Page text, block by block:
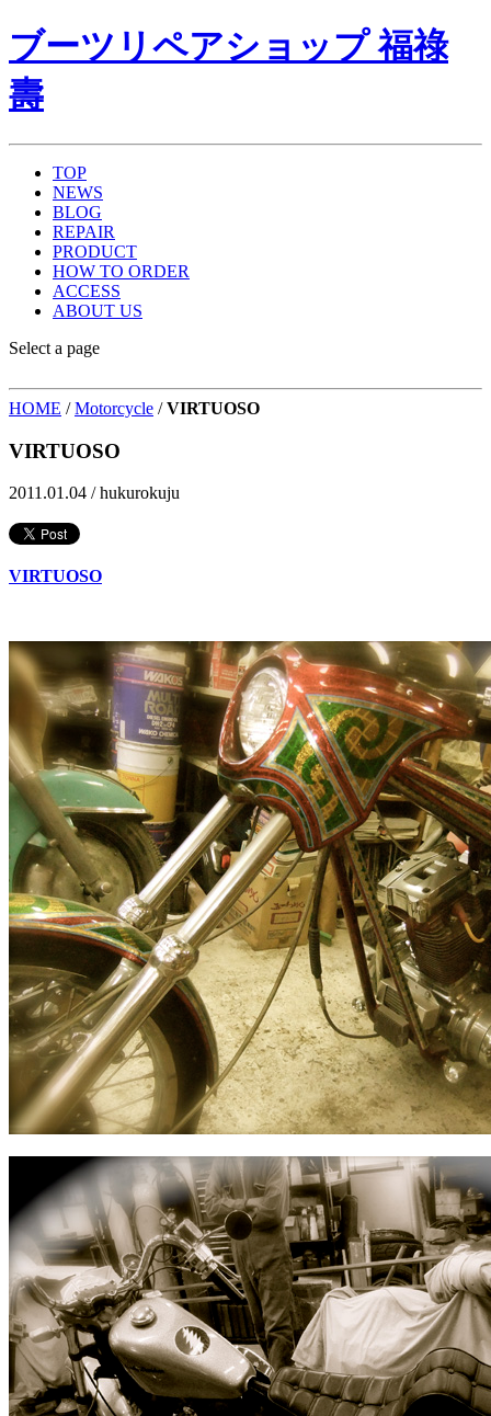
ブーツリペアショップ 福祿
壽
TOP
NEWS
BLOG
REPAIR
PRODUCT
HOW TO ORDER
ACCESS
ABOUT US
Select a page
HOME /Motorcycle /VIRTUOSO
VIRTUOSO
2011.01.04 /hukurokuju
VIRTUOSO